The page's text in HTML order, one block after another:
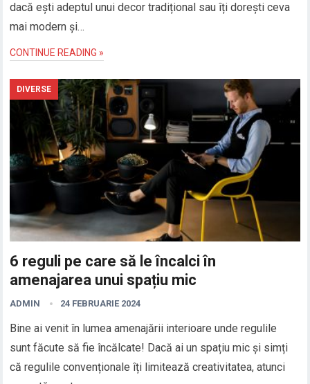
dacă ești adeptul unui decor tradițional sau îți dorești ceva
mai modern și…
CONTINUE READING »
DIVERSE
6 reguli pe care să le încalci în
amenajarea unui spațiu mic
ADMIN 24 FEBRUARIE 2024
Bine ai venit în lumea amenajării interioare unde regulile
sunt făcute să fie încălcate! Dacă ai un spațiu mic și simți
că regulile convenționale îți limitează creativitatea, atunci